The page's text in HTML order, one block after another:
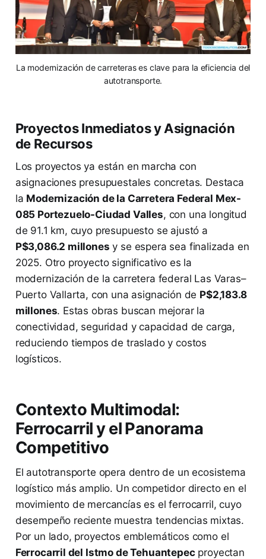
La modernización de carreteras es clave para la eficiencia del
autotransporte.
Proyectos Inmediatos y Asignación
de Recursos
Los proyectos ya están en marcha con
asignaciones presupuestales concretas. Destaca
la Modernización de la Carretera Federal Mex-
085 Portezuelo-Ciudad Valles, con una longitud
de 91.1 km, cuyo presupuesto se ajustó a
P$3,086.2 millones y se espera sea finalizada en
2025. Otro proyecto significativo es la
modernización de la carretera federal Las Varas–
Puerto Vallarta, con una asignación de P$2,183.8
millones. Estas obras buscan mejorar la
conectividad, seguridad y capacidad de carga,
reduciendo tiempos de traslado y costos
logísticos.
Contexto Multimodal:
Ferrocarril y el Panorama
Competitivo
El autotransporte opera dentro de un ecosistema
logístico más amplio. Un competidor directo en el
movimiento de mercancías es el ferrocarril, cuyo
desempeño reciente muestra tendencias mixtas.
Por un lado, proyectos emblemáticos como el
Ferrocarril del Istmo de Tehuantepecproyectan